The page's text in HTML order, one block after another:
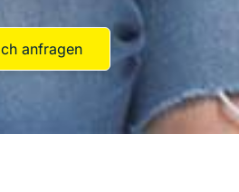
anfragen